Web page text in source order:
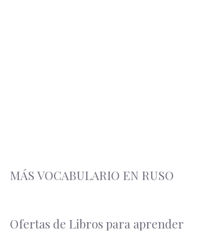
MÁS VOCABULARIO EN RUSO
Ofertas de Libros para aprender